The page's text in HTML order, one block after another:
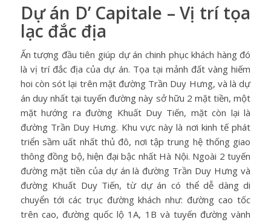
Dự án D’ Capitale – Vị trí tọa
lạc đắc địa
Ấn tượng đầu tiên giúp dự án chinh phục khách hàng đó
là vị trí đắc địa của dự án. Tọa tại mảnh đất vàng hiếm
hoi còn sót lại trên mặt đường Trần Duy Hưng, và là dự
án duy nhất tại tuyến đường này sở hữu 2 mặt tiền, một
mặt hướng ra đường Khuất Duy Tiến, mặt còn lại là
đường Trần Duy Hưng. Khu vực này là nơi kinh tế phát
triển sầm uất nhất thủ đô, nơi tập trung hệ thống giao
thông đồng bộ, hiện đại bậc nhất Hà Nội. Ngoài 2 tuyến
đường mặt tiền của dự án là đường Trần Duy Hưng và
đường Khuất Duy Tiến, từ dự án có thể dễ dàng di
chuyển tới các trục đường khách như: đường cao tốc
trên cao, đường quốc lộ 1A, 1B và tuyến đường vành